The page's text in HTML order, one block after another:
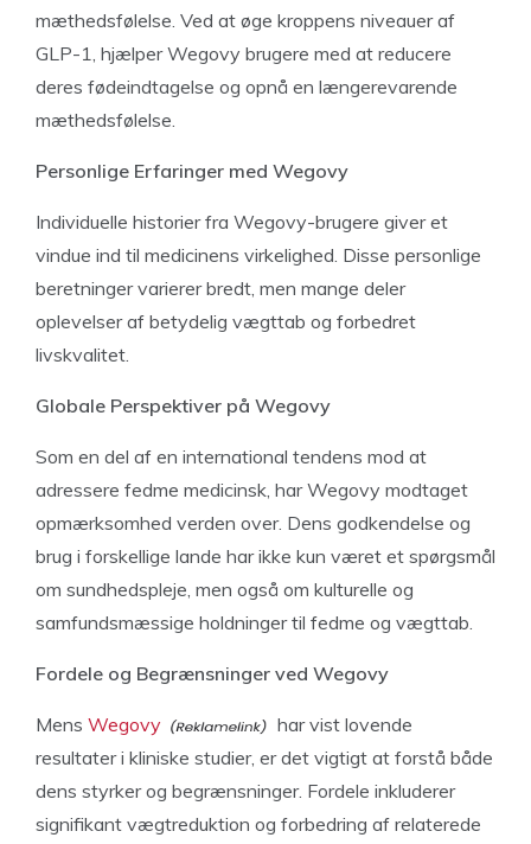
mæthedsfølelse. Ved at øge kroppens niveauer af
GLP-1, hjælper Wegovy brugere med at reducere
deres fødeindtagelse og opnå en længerevarende
mæthedsfølelse.
Personlige Erfaringer med Wegovy
Individuelle historier fra Wegovy-brugere giver et
vindue ind til medicinens virkelighed. Disse personlige
beretninger varierer bredt, men mange deler
oplevelser af betydelig vægttab og forbedret
livskvalitet.
Globale Perspektiver på Wegovy
Som en del af en international tendens mod at
adressere fedme medicinsk, har Wegovy modtaget
opmærksomhed verden over. Dens godkendelse og
brug i forskellige lande har ikke kun været et spørgsmål
om sundhedspleje, men også om kulturelle og
samfundsmæssige holdninger til fedme og vægttab.
Fordele og Begrænsninger ved Wegovy
Mens Wegovy
har vist lovende
resultater i kliniske studier, er det vigtigt at forstå både
dens styrker og begrænsninger. Fordele inkluderer
signifikant vægtreduktion og forbedring af relaterede